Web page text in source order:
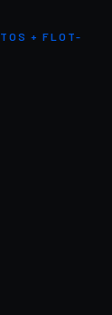
+ FLOT-